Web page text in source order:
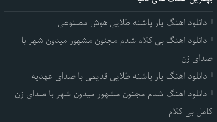
دانلود اهنگ یار پاشنه طلایی هوش مصنوعی
دانلود اهنگ بی کلام شدم مجنون مشهور میدون شهر با
صدای زن
دانلود اهنگ یار پاشنه طلایی قدیمی با صدای عهدیه
دانلود اهنگ شدم مجنون مشهور میدون شهر با صدای زن
کامل بی کلام